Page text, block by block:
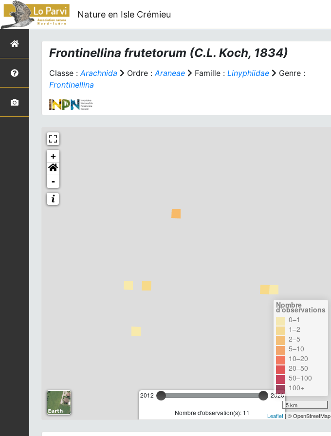
Nature en Isle Crémieu
Frontinellina frutetorum (C.L. Koch, 1834)
Classe :Arachnida Ordre :Araneae Famille : Linyphiidae
Genre :
Frontinellina
+
-
2012 2026
Nombre d'observation(s): 11
Nombre
d'observations
0–1
1–2
2–5
5–10
10–20
20–50
50–100
100+
5 km
Leaflet| © OpenStreetMap